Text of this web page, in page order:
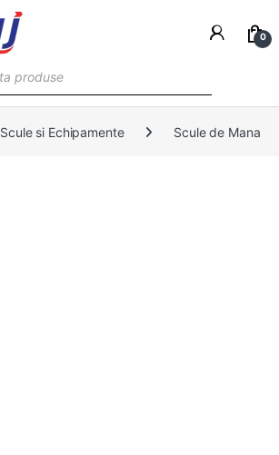
0
Scule si Echipamente Scule de Mana